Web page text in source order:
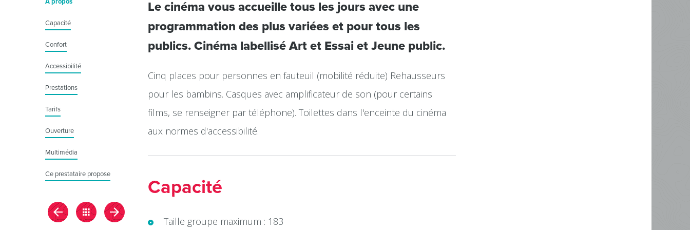
Capacité
Confort
Accessibilité
Prestations
Tarifs
Ouverture
Multimédia
Ce prestataire propose
Le cinéma vous accueille tous les jours avec une
programmation des plus variées et pour tous les
publics. Cinéma labellisé Art et Essai et Jeune public.
Cinq places pour personnes en fauteuil (mobilité réduite) Rehausseurs
pour les bambins. Casques avec amplificateur de son (pour certains
films, se renseigner par téléphone). Toilettes dans l'enceinte du cinéma
aux normes d'accessibilité.
Capacité
Taille groupe maximum : 183